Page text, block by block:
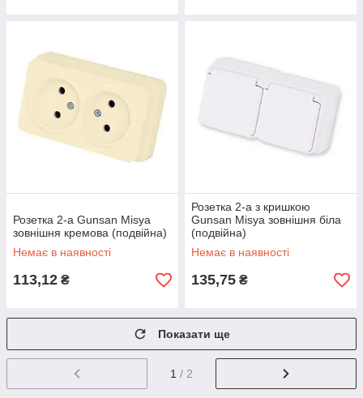
Розетка 2-а Gunsan Misya
зовнішня кремова (подвійна)
Немає в наявності
113,12 ₴
Розетка 2-а з кришкою
Gunsan Misya зовнішня біла
(подвійна)
Немає в наявності
135,75 ₴
Показати ще
1 / 2